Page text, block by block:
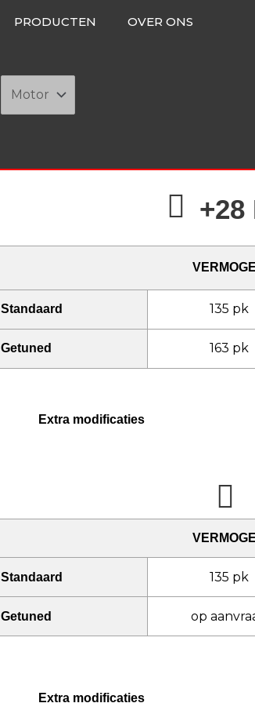
PRODUCTEN OVER ONS
+28
Standaard 135 pk
Getuned 163 pk
Extra modificaties
Standaard 135 pk
Getuned op
Extra modificaties